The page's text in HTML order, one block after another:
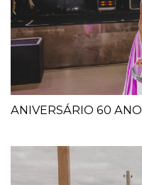
ANIVERSÁRIO 60